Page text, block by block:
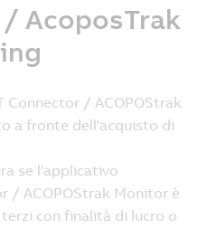
AcoposTrak